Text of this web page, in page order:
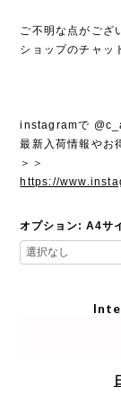
ご不明な点がござ
ショップのチャッ
instagramで
最新入荷情報やお
＞＞
https://
オプション: A4サ